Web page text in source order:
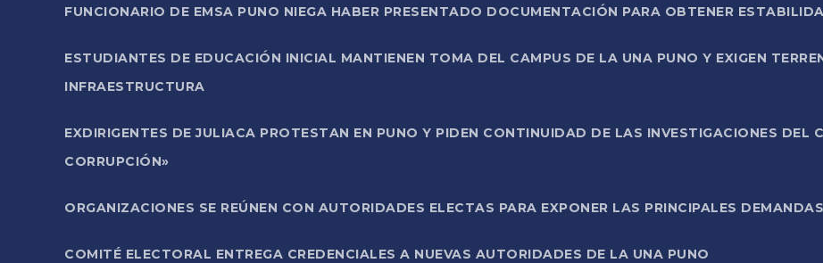
FUNCIONARIO DE EMSA PUNO NIEGA HABER PRESENTADO DOCUMENTACIÓN PARA OBTENER
ESTUDIANTES DE EDUCACIÓN INICIAL MANTIENEN TOMA DEL CAMPUS DE LA UNA PUNO Y EXIGEN
INFRAESTRUCTURA
EXDIRIGENTES DE JULIACA PROTESTAN EN PUNO Y PIDEN CONTINUIDAD DE LAS INVESTIGACIONES DEL
CORRUPCIÓN»
ORGANIZACIONES SE REÚNEN CON AUTORIDADES ELECTAS PARA EXPONER LAS PRINCIPALES
COMITÉ ELECTORAL ENTREGA CREDENCIALES A NUEVAS AUTORIDADES DE LA UNA PUNO